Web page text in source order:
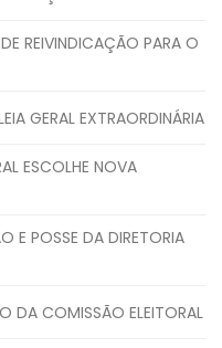
REIVINDICAÇÃO PARA O
GERAL EXTRAORDINÁRIA
ESCOLHE NOVA
E POSSE DA DIRETORIA
DA COMISSÃO ELEITORAL